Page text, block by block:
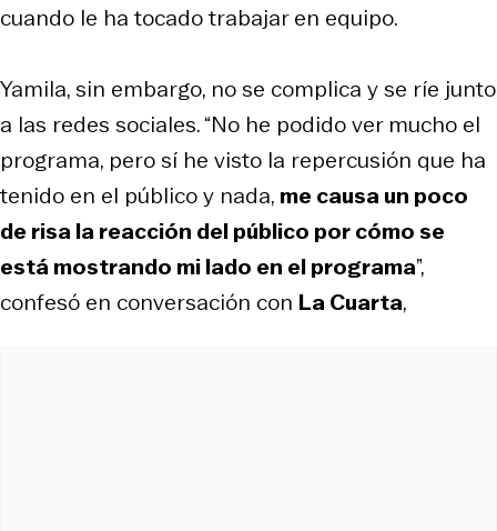
cuando le ha tocado trabajar en equipo.
Yamila, sin embargo, no se complica y se ríe junto
a las redes sociales. “No he podido ver mucho el
programa, pero sí he visto la repercusión que ha
tenido en el público y nada, me causa un poco
de risa la reacción del público por cómo se
está mostrando mi lado en el programa”,
confesó en conversación con La Cuarta,